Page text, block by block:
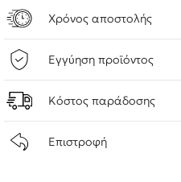
Χρόνος αποστολής
Εγγύηση προϊόντος
Κόστος παράδοσης
Επιστροφή